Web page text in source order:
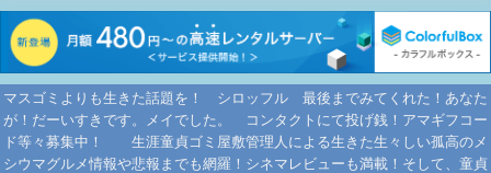
マスゴミよりも生きた話題を！ シロッフル 最後までみてくれた！あなた
が！だーいすきです。メイでした。 コンタクトにて投げ銭！アマギフコー
ド等々募集中！ 生涯童貞ゴミ屋敷管理人による生きた生々しい孤高のメ
シウマグルメ情報や悲報までも網羅！シネマレビューも満載！そして、童貞